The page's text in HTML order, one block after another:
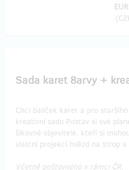
(
​Sada karet 8arvy +
Chci balíček karet a pro
kreativní sadu Postav si své
šikovné objevitele, kteří si
vlastní projekcí hvězd na strop a
Včetně poštovného v rámci ČR.